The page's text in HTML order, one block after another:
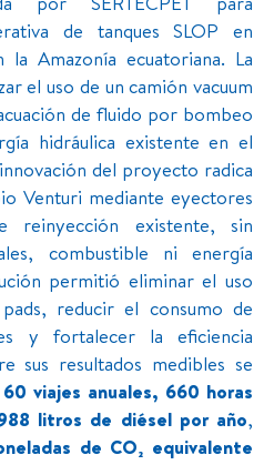
de tanques SLOP en
Amazonía ecuatoriana. La
el uso de un camión vacuum
de fluido por bombeo
hidráulica existente en el
del proyecto radica
Venturi mediante eyectores
reinyección existente, sin
combustible ni energía
permitió eliminar el uso
reducir el consumo de
y fortalecer la eficiencia
sus resultados medibles se
60 viajes anuales, 660 horas
litros de diésel por año,
de CO₂ equivalente